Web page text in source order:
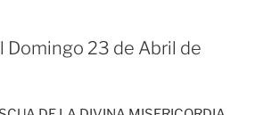
Domingo 23 de Abril de